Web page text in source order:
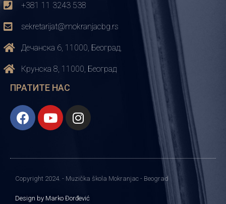
+381 11 3243 538
sekretarijat@mokranjacbg.rs
Дечанска 6, 11000, Београд,
Крунска 8, 11000, Београд
ПРАТИТЕ НАС
Copyright 2024. - Muzička škola Mokranjac - Beograd
Design by Marko Đorđević